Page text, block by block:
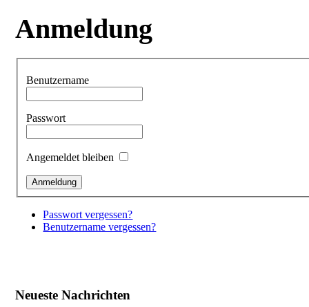
Anmeldung
Benutzername
Passwort
Angemeldet bleiben
Passwort vergessen?
Benutzername vergessen?
Neueste Nachrichten